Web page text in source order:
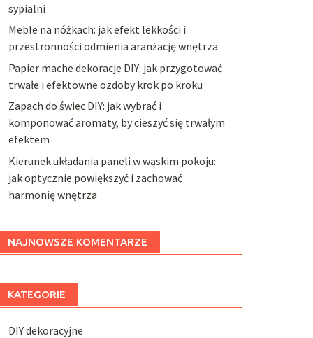
sypialni
Meble na nóżkach: jak efekt lekkości i
przestronności odmienia aranżację wnętrza
Papier mache dekoracje DIY: jak przygotować
trwałe i efektowne ozdoby krok po kroku
Zapach do świec DIY: jak wybrać i
komponować aromaty, by cieszyć się trwałym
efektem
Kierunek układania paneli w wąskim pokoju:
jak optycznie powiększyć i zachować
harmonię wnętrza
NAJNOWSZE KOMENTARZE
KATEGORIE
DIY dekoracyjne